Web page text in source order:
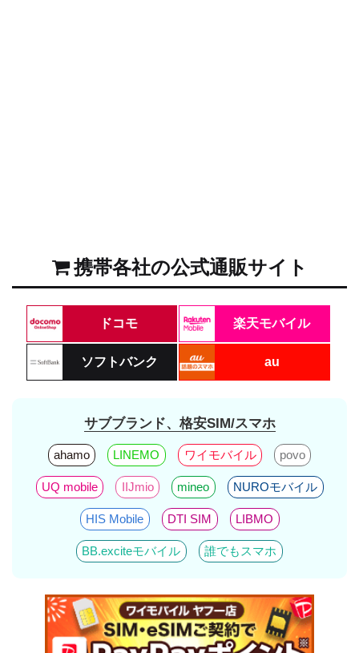
携帯各社の公式通販サイト
ドコモ 楽天モバイル
ソフトバンク au
サブブランド、格安SIM/スマホ
ahamo LINEMO ワイモバイル povo
UQ mobile IIJmio mineo NUROモバイル
HIS Mobile DTI SIM LIBMO
BB.exciteモバイル 誰でもスマホ